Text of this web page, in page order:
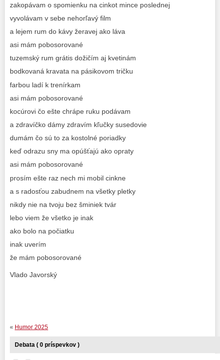
zakopávam o spomienku na cinkot mince poslednej
vyvolávam v sebe nehorľavý film
a lejem rum do kávy žeravej ako láva
asi mám pobosorované
tuzemský rum grátis dožičím aj kvetinám
bodkovaná kravata na pásikovom tričku
farbou ladí k trenírkam
asi mám pobosorované
kocúrovi čo ešte chrápe ruku podávam
a zdravíčko dámy zdravím kľučky susedovie
dumám čo sú to za kostolné poriadky
keď odrazu sny ma opúšťajú ako opraty
asi mám pobosorované
prosím ešte raz nech mi mobil cinkne
a s radosťou zabudnem na všetky pletky
nikdy nie na tvoju bez šminiek tvár
lebo viem že všetko je inak
ako bolo na počiatku
inak uverím
že mám pobosorované
Vlado Javorský
« Humor 2025
Debata ( 0 príspevkov )